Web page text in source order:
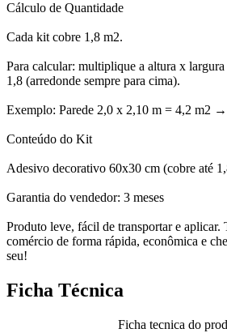
Cálculo de Quantidade
Cada kit cobre 1,8 m2.
Para calcular: multiplique a altura x
1,8 (arredonde sempre para cima).
Exemplo: Parede 2,0 x 2,10 m = 4,2 m2
Conteúdo do Kit
Adesivo decorativo 60x30 cm (cobre até
Garantia do vendedor: 3 meses
Produto leve, fácil de transportar e aplicar.
comércio de forma rápida, econômica e
seu!
Ficha Técnica
Ficha tecnica do